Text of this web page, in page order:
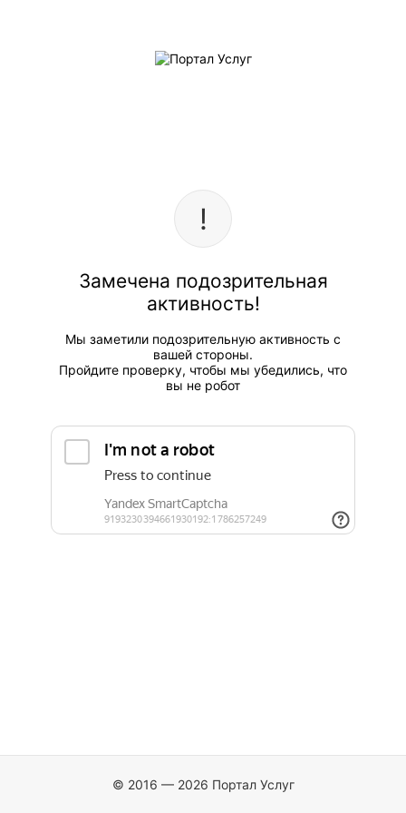
Замечена подозрительная
активность!
Мы заметили подозрительную активность с
вашей стороны.
Пройдите проверку, чтобы мы убедились, что
вы не робот
© 2016 — 2026 Портал Услуг